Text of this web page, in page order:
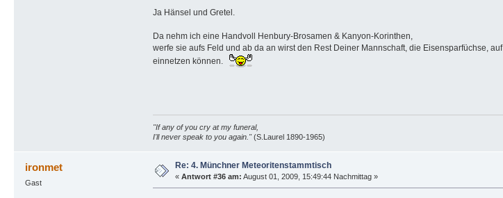
Ja Hänsel und Gretel.
Da nehm ich eine Handvoll Henbury-Brosamen & Kanyon-Korinthen,
werfe sie aufs Feld und ab da an wirst den Rest Deiner Mannschaft, die Eisensparfüchse,
einnetzen können.
"If any of you cry at my funeral,
I'll never speak to you again."(S.Laurel 1890-1965)
ironmet
Gast
Re: 4. Münchner Meteoritenstammtisch
« Antwort #36 am: August 01, 2009, 15:49:44 Nachmittag »